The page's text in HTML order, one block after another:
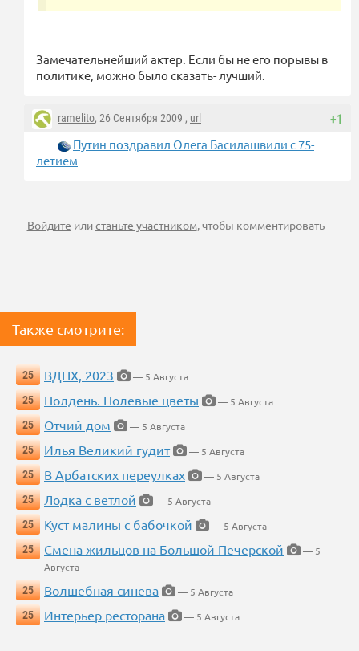
Замечательнейший актер. Если бы не его порывы в
политике, можно было сказать- лучший.
+1
ramelito, 26 Сентября 2009 , url
Путин поздравил Олега Басилашвили с 75-
летием
Войдите илистаньте участником, чтобы комментировать
Также смотрите:
25 ВДНХ, 2023
— 5 Августа
25
Полдень. Полевые цветы
— 5 Августа
25
Отчий дом
— 5 Августа
25
Илья Великий гудит
— 5 Августа
25
В Арбатских переулках
— 5 Августа
25
Лодка с ветлой
— 5 Августа
25
Куст малины с бабочкой
— 5 Августа
25
Смена жильцов на Большой Печерской
— 5
Августа
25
Волшебная синева
— 5 Августа
25
Интерьер ресторана — 5 Августа